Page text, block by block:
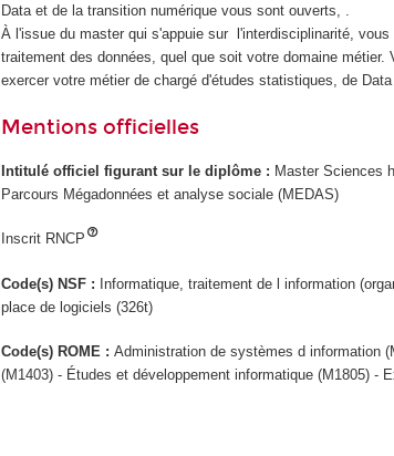
Data et de la transition numérique vous sont ouverts, .
À l'issue du master qui s'appuie sur l'interdisciplinarité,
traitement des données, quel que soit votre domaine
exercer votre métier de chargé d'études statistiques, de
Mentions officielles
Intitulé officiel figurant sur le diplôme : Master Sciences
Parcours Mégadonnées et analyse sociale (MEDAS)
Inscrit RNCP
Code(s) NSF : Informatique, traitement de l information
place de logiciels (326t)
Code(s) ROME :Administration de systèmes d information
(M1403) - Études et développement informatique (M1805) -